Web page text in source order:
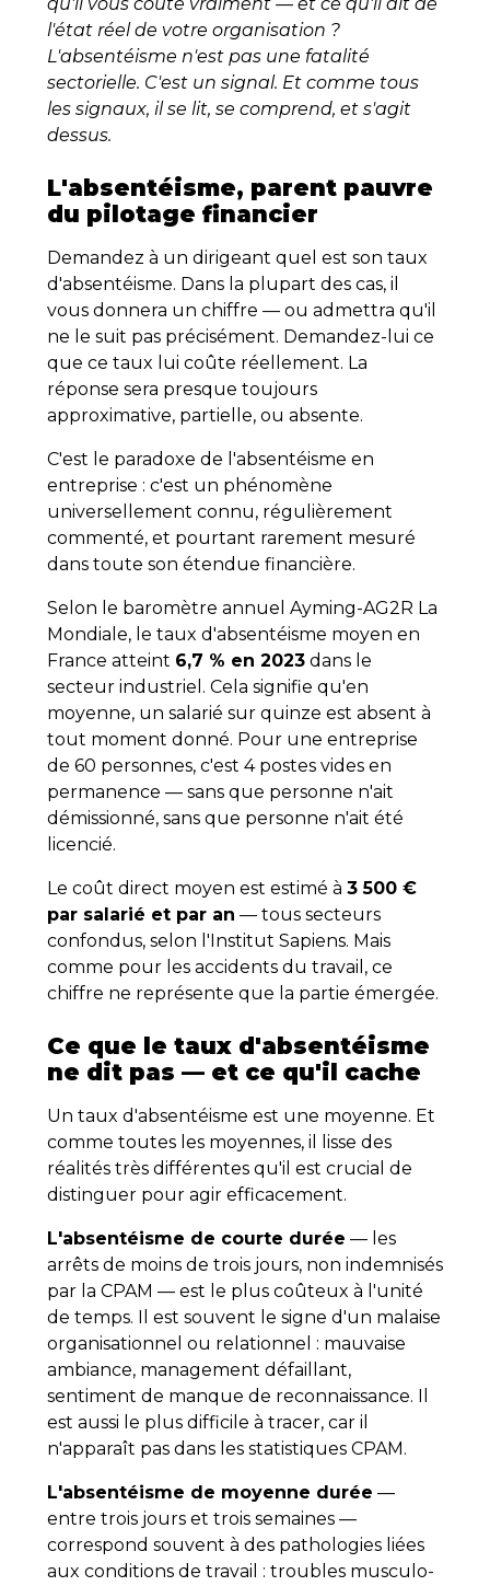
qu'il vous coûte vraiment — et ce qu'il dit de
l'état réel de votre organisation ?
L'absentéisme n'est pas une fatalité
sectorielle. C'est un signal. Et comme tous
les signaux, il se lit, se comprend, et s'agit
dessus.
L'absentéisme, parent pauvre
du pilotage financier
Demandez à un dirigeant quel est son taux
d'absentéisme. Dans la plupart des cas, il
vous donnera un chiffre — ou admettra qu'il
ne le suit pas précisément. Demandez-lui ce
que ce taux lui coûte réellement. La
réponse sera presque toujours
approximative, partielle, ou absente.
C'est le paradoxe de l'absentéisme en
entreprise : c'est un phénomène
universellement connu, régulièrement
commenté, et pourtant rarement mesuré
dans toute son étendue financière.
Selon le baromètre annuel Ayming-AG2R La
Mondiale, le taux d'absentéisme moyen en
France atteint 6,7 % en 2023dans le
secteur industriel. Cela signifie qu'en
moyenne, un salarié sur quinze est absent à
tout moment donné. Pour une entreprise
de 60 personnes, c'est 4 postes vides en
permanence — sans que personne n'ait
démissionné, sans que personne n'ait été
licencié.
Le coût direct moyen est estimé à 3 500 €
par salarié et par an — tous secteurs
confondus, selon l'Institut Sapiens. Mais
comme pour les accidents du travail, ce
chiffre ne représente que la partie émergée.
Ce que le taux d'absentéisme
ne dit pas — et ce qu'il cache
Un taux d'absentéisme est une moyenne. Et
comme toutes les moyennes, il lisse des
réalités très différentes qu'il est crucial de
distinguer pour agir efficacement.
L'absentéisme de courte durée — les
arrêts de moins de trois jours, non indemnisés
par la CPAM — est le plus coûteux à l'unité
de temps. Il est souvent le signe d'un malaise
organisationnel ou relationnel : mauvaise
ambiance, management défaillant,
sentiment de manque de reconnaissance. Il
est aussi le plus difficile à tracer, car il
n'apparaît pas dans les statistiques CPAM.
L'absentéisme de moyenne durée —
entre trois jours et trois semaines —
correspond souvent à des pathologies liées
aux conditions de travail : troubles musculo-